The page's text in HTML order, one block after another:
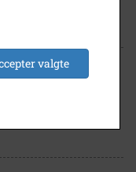
"Hvide hus", Rødhøj,
valgte